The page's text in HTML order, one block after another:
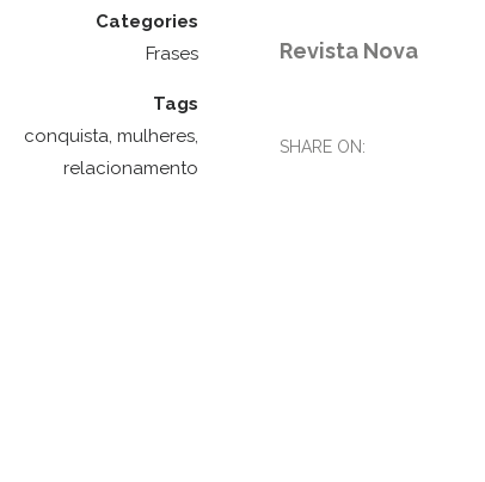
Revista Nova
Categories
Frases
Tags
conquista,mulheres,
relacionamento
SHARE ON: